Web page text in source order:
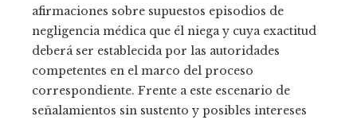
afirmaciones sobre supuestos episodios de
negligencia médica que él niega y cuya exactitud
deberá ser establecida por las autoridades
competentes en el marco del proceso
correspondiente. Frente a este escenario de
señalamientos sin sustento y posibles intereses